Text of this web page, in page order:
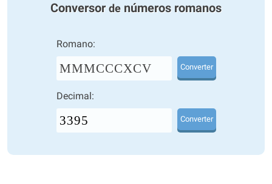
Conversor de números romanos
Romano:
MMMCCCXCV Converter
Decimal:
Converter